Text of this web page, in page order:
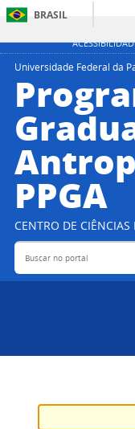
BRASIL
Universidade Federal da
PPGA
CENTRO DE
Buscar no portal